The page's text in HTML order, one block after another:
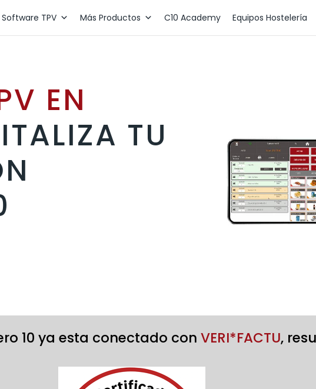
Software TPV Más Productos C10 Academy Equipos Hostelería
EN
TU
10 ya esta conectado con VERI*FACTU,